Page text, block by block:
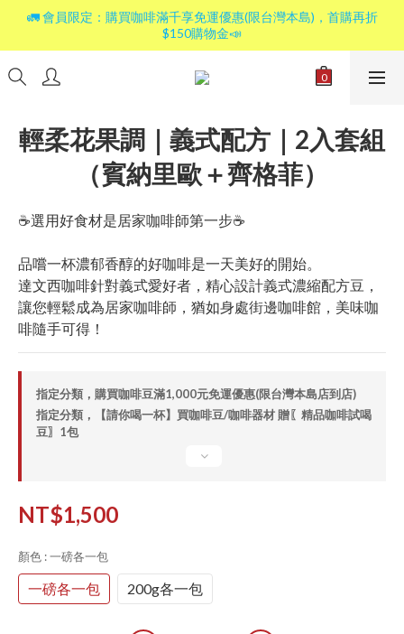
🚛 會員限定：購買咖啡滿千享免運優惠(限台灣本島)，首購再折
$150購物金📣
輕柔花果調｜義式配方｜2入套組
（賓納里歐＋齊格菲）
☕選用好食材是居家咖啡師第一步☕
品嚐一杯濃郁香醇的好咖啡是一天美好的開始。
達文西咖啡針對義式愛好者，精心設計義式濃縮配方豆，
讓您輕鬆成為居家咖啡師，猶如身處街邊咖啡館，美味咖
啡隨手可得！
指定分類，購買咖啡豆滿1,000元免運優惠(限台灣本島店到店)
指定分類，【請你喝一杯】買咖啡豆/咖啡器材 贈〖精品咖啡試喝
豆〗1包
NT$1,500
顏色 : 一磅各一包
一磅各一包 200g各一包